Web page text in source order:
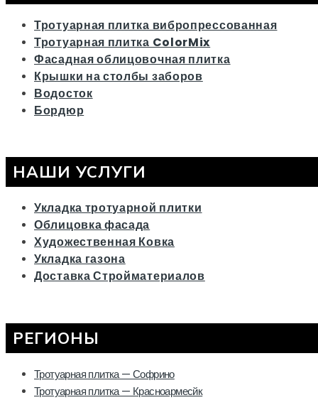
Тротуарная плитка вибропрессованная
Тротуарная плитка ColorMix
Фасадная облицовочная плитка
Крышки на столбы заборов
Водосток
Бордюр
НАШИ УСЛУГИ
Укладка тротуарной плитки
Облицовка фасада
Художественная Ковка
Укладка газона
Доставка Стройматериалов
РЕГИОНЫ
Тротуарная плитка — Софрино
Тротуарная плитка — Красноармесйк